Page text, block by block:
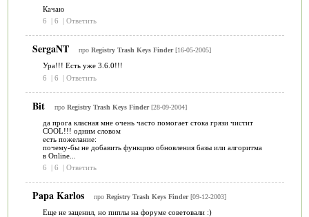
Качаю
6
| 6 | Ответить
SergaNT про Registry Trash Keys Finder[16-05-2005]
Ура!!! Есть уже 3.6.0!!!
6
| 6 | Ответить
Bit про Registry Trash Keys Finder[28-09-2004]
да прога класная мне очень часто помогает стока грязи чистит
COOL!!! одним словом
есть пожелание:
почему-бы не добавить функцию обновления базы или алгоритма
в Online...
6
| 6 | Ответить
Papa Karlos про Registry Trash Keys Finder[09-12-2003]
Еще не заценил, но пиплы на форуме советовали :)